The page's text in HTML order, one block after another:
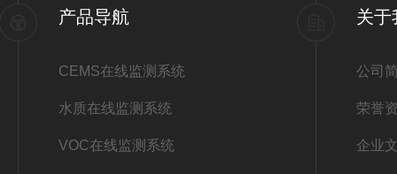
产品导航
CEMS在线监测系统
水质在线监测系统
VOC在线监测系统
关于
公司
荣誉
企业